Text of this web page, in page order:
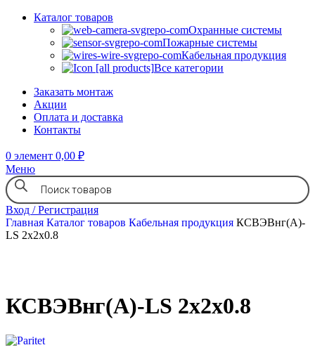
Каталог товаров
Охранные системы
Пожарные системы
Кабельная продукция
Все категории
Заказать монтаж
Акции
Оплата и доставка
Контакты
0 элемент 0,00 ₽
Меню
Вход / Регистрация
Главная Каталог товаров Кабельная продукция КСВЭВнг(А)-
LS 2х2х0.8
КСВЭВнг(А)-LS 2х2х0.8